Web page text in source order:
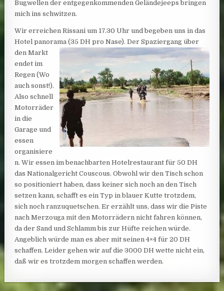
Bugwellen der entgegenkommenden Geländejeeps bringen
mich ins schwitzen.
Wir erreichen Rissani um 17.30 Uhr und begeben uns in das
Hotel panorama (35 DH pro Nase). DerSpaziergang über
den Markt
endet im
Regen (Wo
auch sonst!).
Also schnell
Motorräder
in die
Garage und
essen
organisiere
n. Wir essen im benachbarten Hotelrestaurant für 50 DH
das Nationalgericht Couscous. Obwohl wir den Tisch schon
so positioniert haben, dass keiner sich noch an den Tisch
setzen kann, schafft es ein Typ in blauer Kutte trotzdem,
sich noch ranzuquetschen. Er erzählt uns, dass wir die Piste
nach Merzouga mit den Motorrädern nicht fahren können,
da der Sand und Schlamm bis zur Hüfte reichen würde.
Angeblich würde man es aber mit seinen 4×4 für 20 DH
schaffen. Leider gehen wir auf die 3000 DH wette nicht ein,
daß wir es trotzdem morgen schaffen werden.